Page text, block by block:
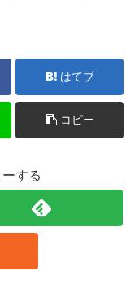
はてブ
コピー
する